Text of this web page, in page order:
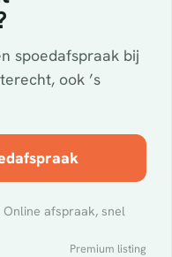
spoedafspraak bij
ook ’s
afspraak, snel
Premium listing